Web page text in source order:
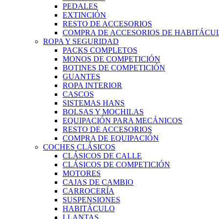
PEDALES
EXTINCIÓN
RESTO DE ACCESORIOS
COMPRA DE ACCESORIOS DE
ROPA Y SEGURIDAD
PACKS COMPLETOS
MONOS DE COMPETICIÓN
BOTINES DE COMPETICIÓN
GUANTES
ROPA INTERIOR
CASCOS
SISTEMAS HANS
BOLSAS Y MOCHILAS
EQUIPACIÓN PARA MECÁNICOS
RESTO DE ACCESORIOS
COMPRA DE EQUIPACIÓN
COCHES CLÁSICOS
CLÁSICOS DE CALLE
CLÁSICOS DE COMPETICIÓN
MOTORES
CAJAS DE CAMBIO
CARROCERÍA
SUSPENSIONES
HABITÁCULO
LLANTAS